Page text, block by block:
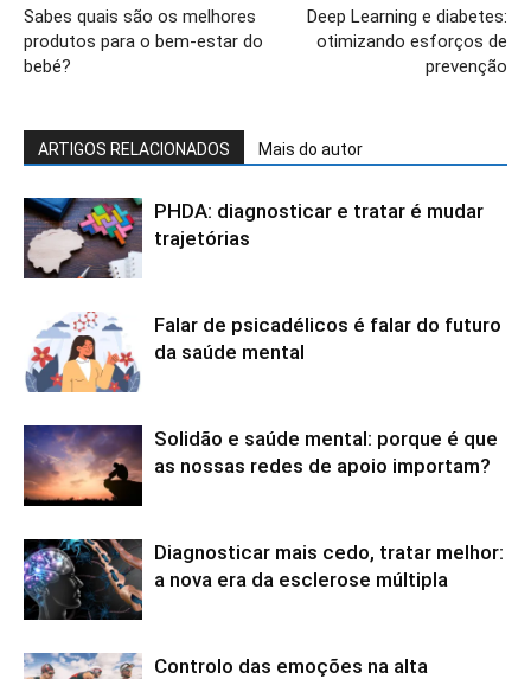
Sabes quais são os melhores
produtos para o bem-estar do
bebé?
Deep Learning e diabetes:
otimizando esforços de
prevenção
ARTIGOS RELACIONADOS Mais do autor
PHDA: diagnosticar e tratar é mudar
trajetórias
Falar de psicadélicos é falar do futuro
da saúde mental
Solidão e saúde mental: porque é que
as nossas redes de apoio importam?
Diagnosticar mais cedo, tratar melhor:
a nova era da esclerose múltipla
Controlo das emoções na alta